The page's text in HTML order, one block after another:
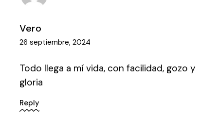
Vero
26 septiembre, 2024
Todo llega a mí vida, con facilidad, gozo y
gloria
Reply